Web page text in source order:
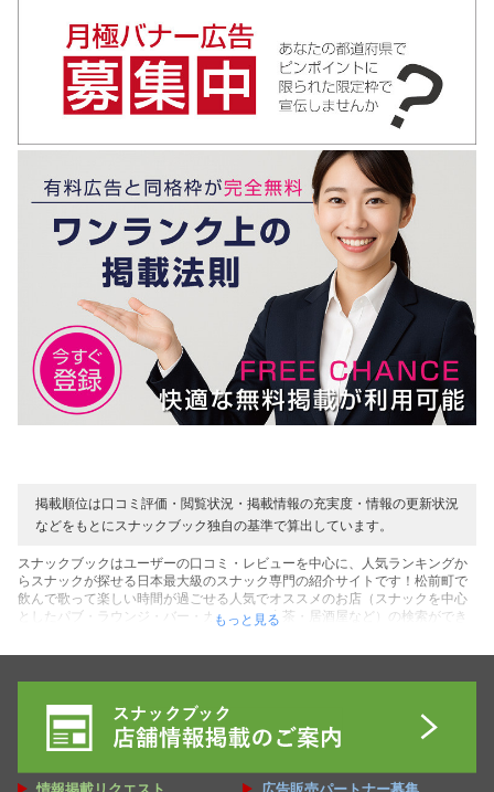
掲載順位は口コミ評価・閲覧状況・掲載情報の充実度・情報の更新状況
などをもとにスナックブック独自の基準で算出しています。
スナックブックはユーザーの口コミ・レビューを中心に、人気ランキングか
らスナックが探せる日本最大級のスナック専門の紹介サイトです！松前町で
飲んで歌って楽しい時間が過ごせる人気でオススメのお店（スナックを中心
としたパブ・ラウンジ・バー・カラオケ・喫茶・居酒屋など）の検索ができ
表示順でのスナック人気ランキングなど、松前町にあるお店探しに役立つコ
らも確認できるコンテンツもご用意！料金システムを確認してご予算に合う
素敵なお店を探してください♪ぜひ松前町にある最高のスナック（居場所）が
見つかれば嬉しいです！貴方の人生の１ページに最高のスナックをブックマ
もっと見る